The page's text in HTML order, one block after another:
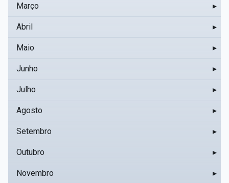
Março ▸
Abril ▸
Maio ▸
Junho ▸
Julho ▸
Agosto ▸
Setembro ▸
Outubro ▸
Novembro ▸